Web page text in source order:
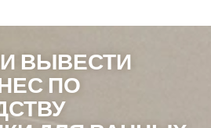
ВЫВЕСТИ
ПО